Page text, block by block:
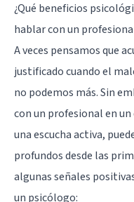
¿Qué beneficios
hablar con un
A veces pensamos que
justificado cuando el
no podemos más. Sin
con un profesional en
una escucha activa,
profundos desde las
algunas señales
un psicólogo: